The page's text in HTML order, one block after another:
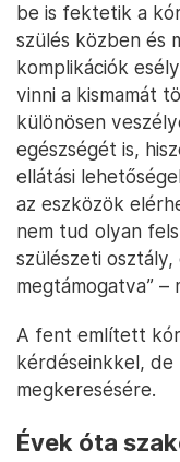
be is fektetik a
szülés közben és
komplikációk
vinni a kismamát
különösen
egészségét is,
ellátási
az eszközök
nem tud olyan
szülészeti
megtámogatva” –
A fent említett
kérdéseinkkel, de
megkeresésére.
Évek óta